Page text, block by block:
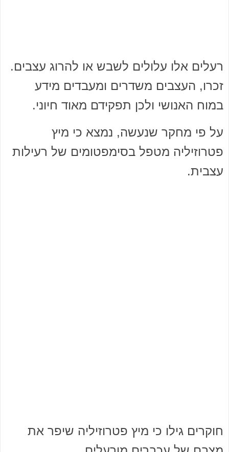
רעלים אלו עלולים לשבש או להרוג עצבים.
זכרו, העצבים משדרים ומעבדים מידע
במוח האנושי ולכן תפקידם מאוד חיוני.
על פי מחקר שנעשה, נמצא כי מיץ
פטרוזיליה מטפל בסימפטומים של רעילות
עצבית.
חוקרים גילו כי מיץ פטרוזיליה שיפר את